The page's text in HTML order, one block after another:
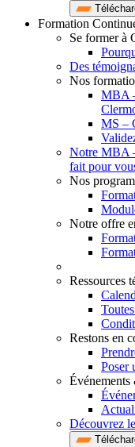
Formation
Se former à
Des
Nos
MBA
MS –
Notre MBA
fait pour
Nos
Notre offre
Ressources
Restons en
Poser
Événements
Découvrez